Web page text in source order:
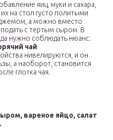
яиц, муки и сахара,
на стол густо политыми
а можно вместо
с тертым сыром. В
нужно соблюдать нюанс:
чай
нивелируются, и он
а наоборот, становится
глотка чая.
вареное яйцо, салат